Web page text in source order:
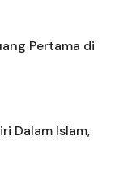
Pertama di
Dalam Islam,